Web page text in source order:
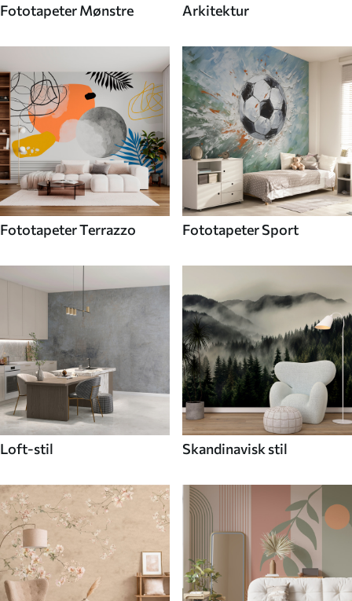
Fototapeter Mønstre Arkitektur
Fototapeter Terrazzo Fototapeter Sport
Loft-stil Skandinavisk stil